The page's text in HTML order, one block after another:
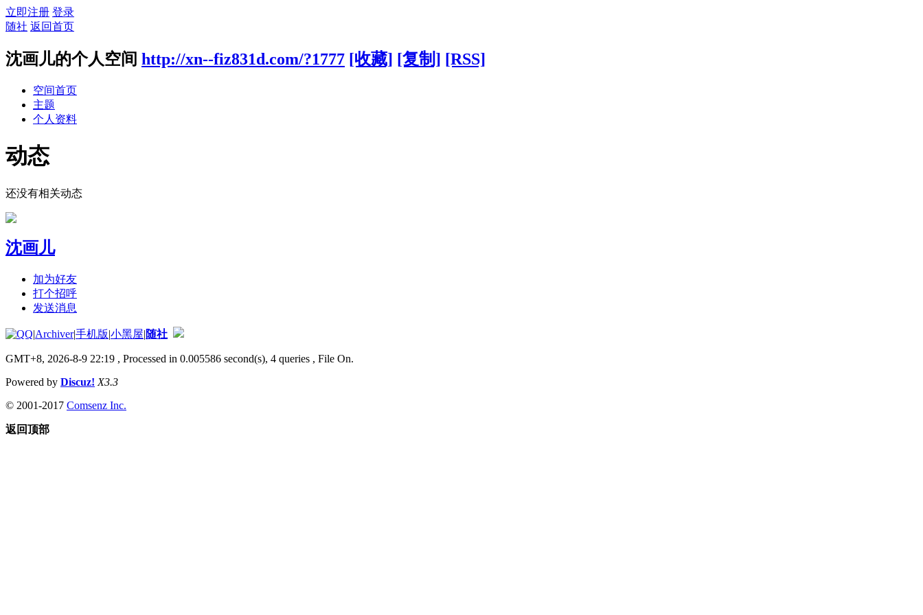
立即注册 登录
随社 返回首页
沈画儿的个人空间 http://xn--fiz831d.com/?1777 [收藏] [复制] [RSS]
空间首页
主题
个人资料
动态
还没有相关动态
沈画儿
加为好友
打个招呼
发送消息
|Archiver|手机版|小黑屋|随社
GMT+8, 2026-8-9 22:19 , Processed in 0.005586 second(s), 4 queries , File On.
Powered by Discuz! X3.3
© 2001-2017 Comsenz Inc.
返回顶部